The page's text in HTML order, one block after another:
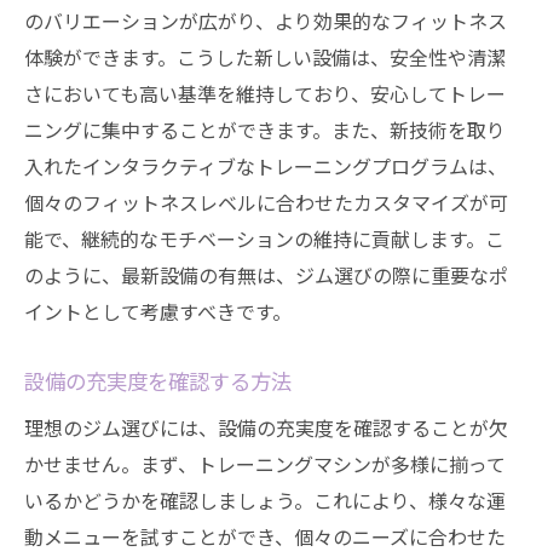
のバリエーションが広がり、より効果的なフィットネス
体験ができます。こうした新しい設備は、安全性や清潔
さにおいても高い基準を維持しており、安心してトレー
ニングに集中することができます。また、新技術を取り
入れたインタラクティブなトレーニングプログラムは、
個々のフィットネスレベルに合わせたカスタマイズが可
能で、継続的なモチベーションの維持に貢献します。こ
のように、最新設備の有無は、ジム選びの際に重要なポ
イントとして考慮すべきです。
設備の充実度を確認する方法
理想のジム選びには、設備の充実度を確認することが欠
かせません。まず、トレーニングマシンが多様に揃って
いるかどうかを確認しましょう。これにより、様々な運
動メニューを試すことができ、個々のニーズに合わせた